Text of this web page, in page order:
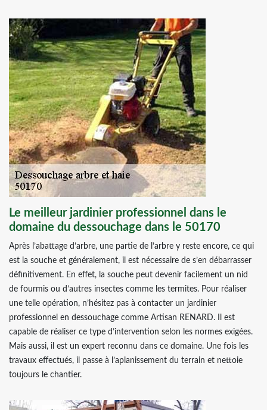
Le meilleur jardinier professionnel dans le
domaine du dessouchage dans le 50170
Après l’abattage d’arbre, une partie de l’arbre y reste encore, ce qui
est la souche et généralement, il est nécessaire de s’en débarrasser
définitivement. En effet, la souche peut devenir facilement un nid
de fourmis ou d’autres insectes comme les termites. Pour réaliser
une telle opération, n’hésitez pas à contacter un jardinier
professionnel en dessouchage comme Artisan RENARD. Il est
capable de réaliser ce type d’intervention selon les normes exigées.
Mais aussi, il est un expert reconnu dans ce domaine. Une fois les
travaux effectués, il passe à l’aplanissement du terrain et nettoie
toujours le chantier.